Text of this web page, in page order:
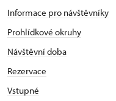
Informace pro návštěvníky
Prohlídkové okruhy
Návštěvní doba
Rezervace
Vstupné